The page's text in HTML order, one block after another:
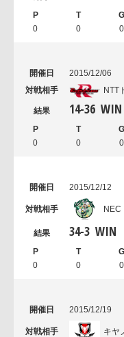
0 0 0
2015/12/06
NTT
14-36 WIN
0 0 0
2015/12/12
NEC
34-3 WIN
0 0 0
2015/12/19
キヤ